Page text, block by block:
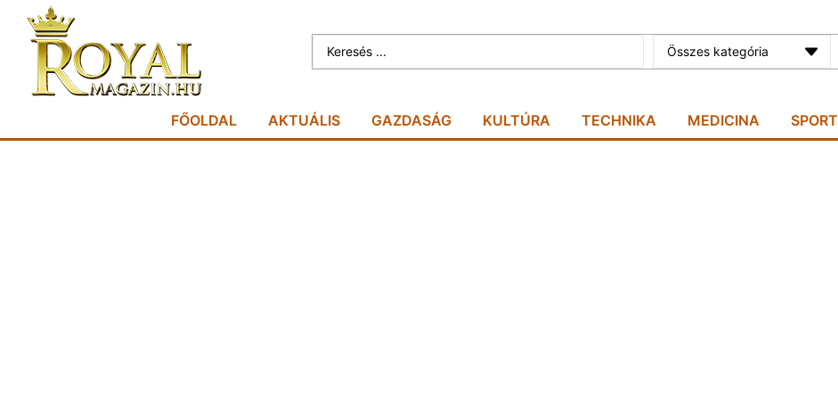
Összes kategória
FŐOLDAL AKTUÁLIS GAZDASÁG KULTÚRA TECHNIKA MEDICINA SPORT